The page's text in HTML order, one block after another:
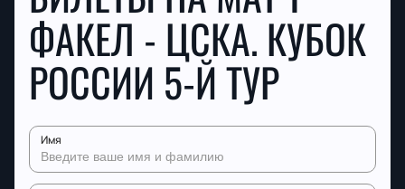
ФАКЕЛ - ЦСКА. КУБОК
РОССИИ 5-Й ТУР
Имя